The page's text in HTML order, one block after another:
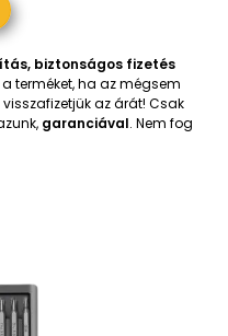
biztonságos fizetés
terméket, ha az mégsem
visszafizetjük az árát! Csak
garanciával. Nem fog